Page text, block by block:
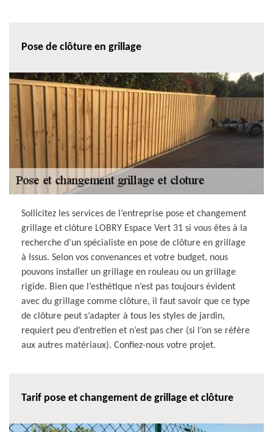
Pose de clôture en grillage
Sollicitez les services de l’entreprise pose et changement
grillage et clôture LOBRY Espace Vert 31 si vous êtes à la
recherche d’un spécialiste en pose de clôture en grillage
à Issus. Selon vos convenances et votre budget, nous
pouvons installer un grillage en rouleau ou un grillage
rigide. Bien que l’esthétique n’est pas toujours évident
avec du grillage comme clôture, il faut savoir que ce type
de clôture peut s’adapter à tous les styles de jardin,
requiert peu d’entretien et n’est pas cher (si l’on se réfère
aux autres matériaux). Confiez-nous votre projet.
Tarif pose et changement de grillage et clôture